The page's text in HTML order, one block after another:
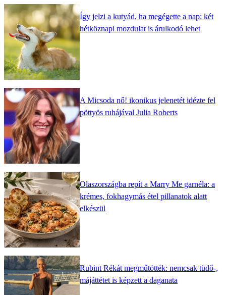
Így jelzi a kutyád, ha megégette a nap: két
hétköznapi mozdulat is árulkodó lehet
A Micsoda nő! ikonikus jelenetét idézte fel
pöttyös ruhájával Julia Roberts
Olaszországba repít a Marry Me garnéla: a
krémes, fokhagymás étel pillanatok alatt
elkészül
Rubint Rékát megműtötték: nemcsak tüdő-,
májáttétet is képzett a daganata